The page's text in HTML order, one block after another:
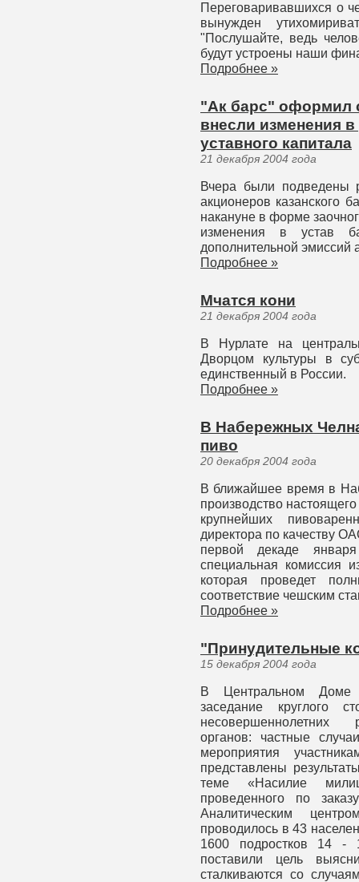
Переговаривавшихся о
вынужден
"Послушайте, ведь
будут устроены наши
Подробнее »
"Ак барс" оформил
внесли изменения
уставного капитала
21 декабря 2004 года
Вчера были подведены
акционеров казанского
накануне в форме
изменения в устав
дополнительной эмиссий
Подробнее »
Мчатся кони
21 декабря 2004 года
В Нурлате на
Дворцом культуры в
единственный в России.
Подробнее »
В Набережных
пиво
20 декабря 2004 года
В ближайшее время в
производство
крупнейших
директора по качеству
первой декаде
специальная комиссия
которая проведет
соответствие чешским
Подробнее »
"Принудительные
15 декабря 2004 года
В Центральном Доме
заседание круглого
несовершеннолетних
органов: частные
мероприятия
представлены
теме «Насилие
проведенного по
Аналитическим
проводилось в 43
1600 подростков 14 -
поставили цель
сталкиваются со